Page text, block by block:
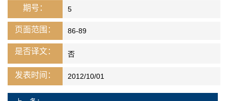
期号： 5
页面范围： 86-89
是否译文： 否
发表时间： 2012/10/01